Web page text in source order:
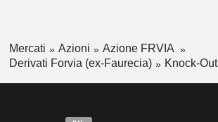
Mercati Azioni
Azione FRVIA
Derivati Forvia (ex-Faurecia)
Knock-Out